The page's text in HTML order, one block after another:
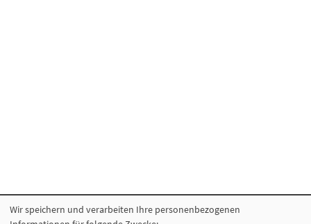
Wir speichern und verarbeiten Ihre personenbezogenen